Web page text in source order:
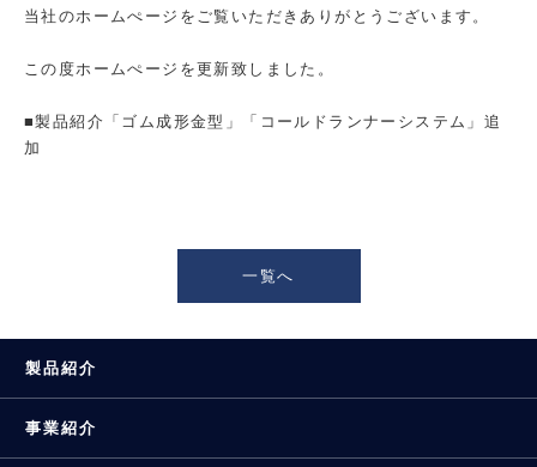
当社のホームぺージをご覧いただきありがとうございます。
この度ホームぺージを更新致しました。
■製品紹介「ゴム成形金型」「コールドランナーシステム」追
加
一覧へ
製品紹介
事業紹介